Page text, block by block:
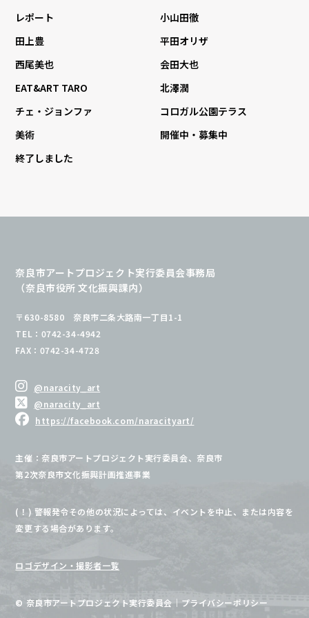
レポート
小山田徹
田上豊
平田オリザ
西尾美也
会田大也
EAT&ART TARO
北澤潤
チェ・ジョンファ
コロガル公園テラス
美術
開催中・募集中
終了しました
奈良市アートプロジェクト実行委員会事務局
（奈良市役所 文化振興課内）
〒630-8580 奈良市二条大路南一丁目1-1
TEL：0742-34-4942
FAX：0742-34-4728
@naracity_art
@naracity_art
https://facebook.com/naracityart/
主催：奈良市アートプロジェクト実行委員会、奈良市
第2次奈良市文化振興計画推進事業
(！) 警報発令その他の状況によっては、イベントを中止、または内容を
変更する場合があります。
ロゴデザイン・撮影者一覧
© 奈良市アートプロジェクト実行委員会 ｜ プライバシーポリシー